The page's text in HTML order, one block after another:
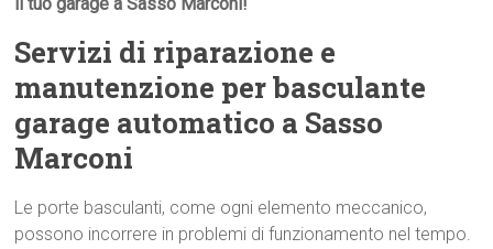
Servizi di riparazione e
manutenzione per basculante
garage automatico a Sasso
Marconi
Le porte basculanti, come ogni elemento meccanico,
possono incorrere in problemi di funzionamento nel tempo.